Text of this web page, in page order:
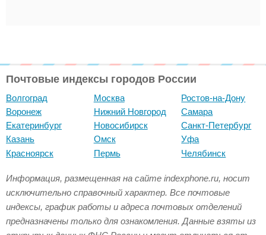
Почтовые индексы городов России
Волгоград
Воронеж
Екатеринбург
Казань
Красноярск
Москва
Нижний Новгород
Новосибирск
Омск
Пермь
Ростов-на-Дону
Самара
Санкт-Петербург
Уфа
Челябинск
Информация, размещенная на сайте indexphone.ru, носит
исключительно справочный характер. Все почтовые
индексы, график работы и адреса почтовых отделений
предназначены только для ознакомления. Данные взяты из